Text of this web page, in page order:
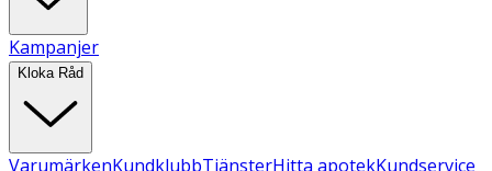
Kampanjer
Kloka Råd
VarumärkenKundklubbTjänsterHitta apotekKundservice